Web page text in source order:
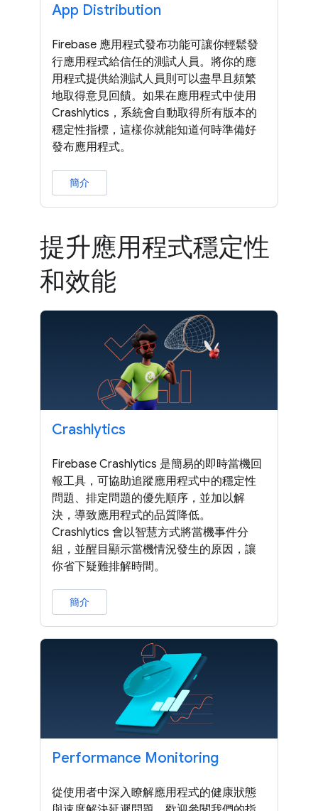
App Distribution
Firebase 應用程式發布功能可讓你輕鬆發
行應用程式給信任的測試人員。將你的應
用程式提供給測試人員則可以盡早且頻繁
地取得意見回饋。如果在應用程式中使用
Crashlytics，系統會自動取得所有版本的
穩定性指標，這樣你就能知道何時準備好
發布應用程式。
簡介
提升應用程式穩定性
和效能
Crashlytics
Firebase Crashlytics 是簡易的即時當機回
報工具，可協助追蹤應用程式中的穩定性
問題、排定問題的優先順序，並加以解
決，導致應用程式的品質降低。
Crashlytics 會以智慧方式將當機事件分
組，並醒目顯示當機情況發生的原因，讓
你省下疑難排解時間。
簡介
Performance Monitoring
從使用者中深入瞭解應用程式的健康狀態